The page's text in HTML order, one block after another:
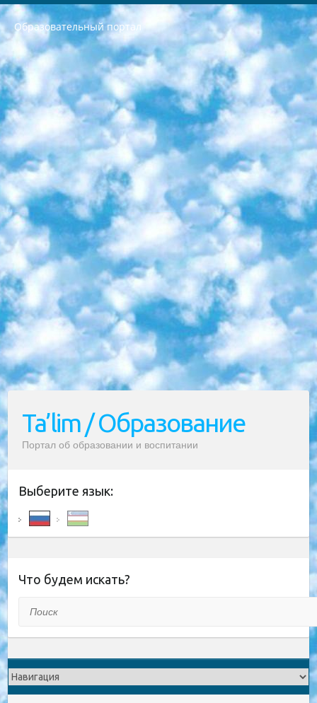
Образовательный портал
РЕСПУБЛИКА УЗБЕКИСТАН МИНИСТРЕРСТВО ДОШКОЛЬНОГО И ШКОЛЬНОГО ОБРАЗОВАНИЯ КОМАНДА в общеобразовательных учреждениях в 2023-2024 учебном году организация и проведение итоговой государственной аттестации обучающихся о Министра дошкольного и школьного образования Республики Узбекистан от 4 марта 2008 года (постановлением Минюста от 20 марта 2008 года № 1778 государственной регистрации) «Итоговое состояние учащихся общего среднего образования на основании положения об утверждении положения об аттестации общего среднего образования выпускной экзамен студентов в образовательных учреждениях в 2023-2024 учебном году В целях организации и прохождения аттестации приказываю: 1. Следующее: перечень предметов, по которым будет проводиться итоговая государственная аттестация и экзамен формы перевода согласно приложению 1; сертификаты международного образца, оценивающие уровень владения иностранными языками перечень согласно приложению 2; 2. Педагогический при специализированных образовательных учреждениях. научно-практический центр квалификации и международной оценки (Д.Давидова) 2024 г. До 25 марта: задания по предметам, по которым будет проводиться итоговая аттестация разработка и утверждение технических условий; итоговая аттестация на основании разработанного предметного задания разработка вопросов по предметам (устно и письменно), экзамен передача; общеобразовательные средние школы и специальные учебные заведения учащиеся выпускных классов школ и интернатов в агентской системе подготовка базы данных экзаменационных материалов и критериев оценки; перевод базы экзаменационных материалов на все языки обучения подать в Республиканский образовательный центр для изготовления; варианты экзаменов на основе разработанных контрольных материалов пусть будут поставлены задачи формирования. 3. Республиканский образовательный центр (Ш.Худайкулов) до 5 апреля 2024 года. до: база данных предоставленных экзаменационных материалов на все языки обучения перевод и экспертиза; для слепых, слабовидящих, глухих, слабослышащих и умственно отсталых детей учащиеся выпускных классов специализированных школ и школ-интернатов база данных экзаменационных материалов на всех преподаваемых языках подготовка критериев оценки; специализированные школы для умственно отсталых детей и технологии для учащихся выпускных классов школ-интернатов разработка соответствующих рекомендаций и критериев проведения ЕГЭ по естествознанию давать задания. 4. Педагогический при специализированных образовательных учреждениях. Научно-практический центр навыков и международной оценки (Д.Давидова), Республика образовательный центр (Худайкулов Ш.) итоговый государственный аттестационный экзамен ориентирован на творческое и логическое мышление при подготовке базы материалов учитывать введение заданий. 5. Следует отметить, что: сертификат государственного образца о знании общеобразовательного предмета и как минимум национальный уровень B1 по предметам на иностранных языках, указанным в Приложении 2. или международно признанный сертификат эквивалентного уровня студенты, изучающие определенный предмет, освобождаются от экзамена; по соответствующим предметам запланирована итоговая государственная аттестация за день до дня, путем жеребьевки Рабочей группой (в письменной форме по предметам, проводимым в форме) из числа сформированных вариантов выбрано 2 варианта; 2 выбранных варианта экзамена анонсированы на официальном сайте министерства и все выпускники по всей стране на основе этих вариантов проводит итоговую государственную аттестацию. 6. Государственное образование учащихся средних общеобразовательных учреждений. знания в соответствии с квалификационными требованиями, которые необходимо приобрести на основании стандартов итоговый (выпускной) контроль для 9 и 11 классов в целях тестирования Экзамены (далее – экзамены) состоят из предметов, перечисленных в приложении 1. будет сделано. 7. Экзамены пройдут с 26 мая по 15 июня 2024 г. (кроме науки физического воспитания). 8. Физическая для учащихся 9 классов общесредних образовательных учреждений. Экзамены по предмету «Образование, квалификация медицина» 1-6 мая 2024 года. сотрудники перевести под присмотр (с отклонениями в физическом или умственном развитии) специализированная школа для детей, школы-интернаты и со сколиозом школы-интернаты санаторного типа для больных детей исключены). 9. Он был слепым, слабовидящим и имел нарушения опорно-двигательного аппарата. экзамены в специализированных школах и интернатах для детей должны проводиться исходя из требований, предъявляемых к общеобразовательным учреждениям (физкультура кроме науки). 10. Специализированная школа для глухих и слабослышащих детей. и экзамены в интернатах и быть реализован в виде письменного теста по математике. 11. Специальность для умственно отсталых детей. Для 9 класса Родной язык и литературное письмо Государственный язык (язык обучения – узбекский). для неклассов) написано Математическое письмо Письменная/устная история Узбекистана Физическое воспитание практично Итоговый контроль Для 11 класса Написание родного языка и литературы (эссе) Математическое письмо Узбекский язык (обучение на узбекском языке) не посещающее общее среднее образование для учреждений)/Образовательное учреждение выбор письменный и устный Иностранный язык письменный/устный Письменная/устная история Узбекистана *По выбору студента:  Химия  Физика  Основы государственного права  География 10 бесплатных образовательных ресурсов - Мы составили подборку онлайн-проектов с интерактивными упражнениями, видеолекциями и статьями. Они помогут вам обрести новые и освежить старые знания бесплатно. 1. «ИНТУИТ» Старейшая образовательная площадка Рунета. Здесь вы найдёте сотни текстовых и видеокурсов на десятки различных тем — от программирования до психологии. Многие курсы подготовлены российскими университетами и крупными международными компаниями вроде Intel и Microsoft. Самостоятельное обучение бесплатное, но желающие могут оплатить услуги персональных наставников. 2. «Смартия» знакомит с актуальными профессиями и подсказывает, как им обучаться. Выбрав заинтересовавшую вас специальность — SMM-специалист, фотограф, веб-дизайнер или другую, — увидите список необходимых для неё умений. Чтобы вы могли освоить их самостоятельно, для каждого умения площадка отображает подборку ссылок на учебные материалы. Хотя «Смартия» ориентируется на русскоязычную аудиторию, часть контента всё же доступна только на английском. 3. «Лекторий Физтеха» Проект Московского физико-технического института (Физтеха). С его помощью вы можете смотреть онлайн серии лекций, записанные на видео в этом вузе. В числе доступных предметов — физика, биология, химия, информационные технологии и другие. К некоторым лекциям администрация ресурса прилагает готовые конспекты, которые можно скачивать в PDF-формате. 4. ITMOcourses Онлайн-площадка Санкт-Петербургского национального исследовательского университета информационных технологий, механики и оптики (ИТМО). Ресурс предоставляет свободный доступ к курсам, разработанным в этом вузе. Каталог материалов разбит на четыре категории: «Оптические системы и технологии», «Приборостроение и робототехника», «Информационные технологии» и «Биотехнологии». Курсы состоят из видеолекций, интерактивных демонстраций и заданий. 5. «КиберЛенинка» Электронная научная библиотека открытого доступа. Каталог площадки регулярно обрастает текстами статей из различных научных изданий. Сгруппированные по журналам и рубрикам публикации можно читать онлайн или скачивать целиком в PDF-формате. Проект нацелен на популяризацию науки за счёт открытого доступа к качественной информации. 6. «ПостНаука» На этом ресурсе публикуют подборки видеолекций, составленные экспертами из разных отраслей и объединённые общими темами. Среди них, к примеру, есть серии «Биоинформатика и геномика», «Культура средневековой Скандинавии» и Cinema Studies о теории кино. Каждая подборка лекций — логически связанная история, рассказанная экспертом от первого лица. Кроме того, на сайте появляются научно-образовательные статьи и тесты на разные темы. 7. «Newочём» Команда проекта «Newочём» отбирает самые интересные тексты из англоязычных СМИ и переводит те из них, за которые голосуют участники сообщества «ВКонтакте». По большей части это научно-популярные статьи. Редакторы придумывают лишь заголовки, в остальном содержание переводов соответствует оригиналам. Полные тексты можно читать прямо в социальной сети. 8. InternetUrok Онлайн-база материалов по основным дисциплинам школьной программы. Информация на сайте структурирована по классам, предметам и темам (урокам). Каждый урок состоит из видеолекций и конспектов. Есть также интерактивные тренажёры и тесты для закрепления пройденного материала. Даже если вы давно окончили школу, возможность повторить программу старших классов всегда может пригодиться. 9. Edutainme Ещё один ресурс об образовании. В отличие от Newtonew, как мне кажется, Edutainme больше ориентируется на представителей индустрии: педагогов, предпринимателей, разработчиков образовательных проектов. Но и любой, кто просто стремится к саморазвитию, найдёт на сайте много полезного и интересного для себя. Например, информацию о новых курсах и образовательных сервисах. 10. Newtonew Онлайн-медиа об образовании и обучении в широком смысле. Авторы Newtonew пишут об инструментах, заведениях, тактиках и стратегиях, которые помогают учить других и получать новые знания самостоятельно. На этой площадке вы найдёте новости, обзоры, аналитические мат
Ta’lim / Образование
Портал об образовании и воспитании
Выберите язык:
Что будем искать?